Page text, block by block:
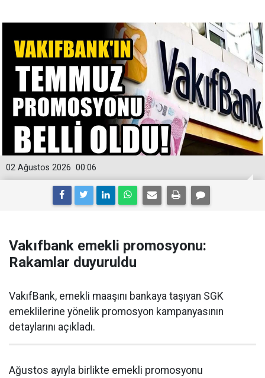
00:06
02 Ağustos 2026
Vakıfbank emekli promosyonu:
Rakamlar duyuruldu
VakıfBank, emekli maaşını bankaya taşıyan SGK
emeklilerine yönelik promosyon kampanyasının
detaylarını açıkladı.
Ağustos ayıyla birlikte emekli promosyonu